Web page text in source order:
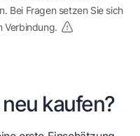
Bei Fragen setzen Sie sich
Verbindung.
kaufen?